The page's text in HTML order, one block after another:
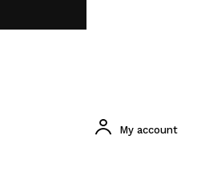
My account